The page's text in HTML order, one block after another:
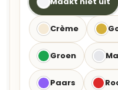
Crème
Groen
Paars